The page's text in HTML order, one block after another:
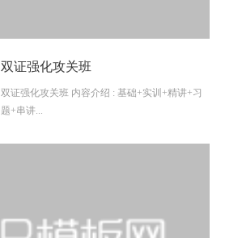
双证强化攻关班
双证强化攻关班 内容介绍 : 基础+实训+精讲+习
题+串讲...